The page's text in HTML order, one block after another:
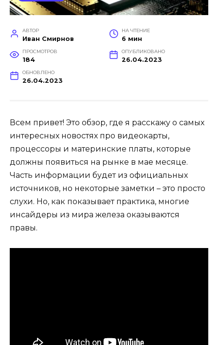
АВТОР
Иван Смирнов
НА ЧТЕНИЕ
6 мин
ПРОСМОТРОВ
184
ОПУБЛИКОВАНО
26.04.2023
ОБНОВЛЕНО
26.04.2023
Всем привет! Это обзор, где я расскажу о самых
интересных новостях про видеокарты,
процессоры и материнские платы, которые
должны появиться на рынке в мае месяце.
Часть информации будет из официальных
источников, но некоторые заметки – это просто
слухи. Но, как показывает практика, многие
инсайдеры из мира железа оказываются
правы.